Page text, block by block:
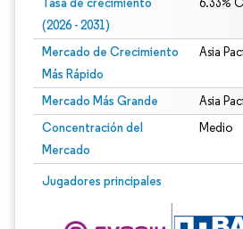
(2026 - 2031)
6.33%
Mercado de Crecimiento
Más Rápido
Asia
Mercado Más Grande Asia
Concentración del
Mercado
Medio
Jugadores principales
Imagen © Mordor Intelligence. El uso